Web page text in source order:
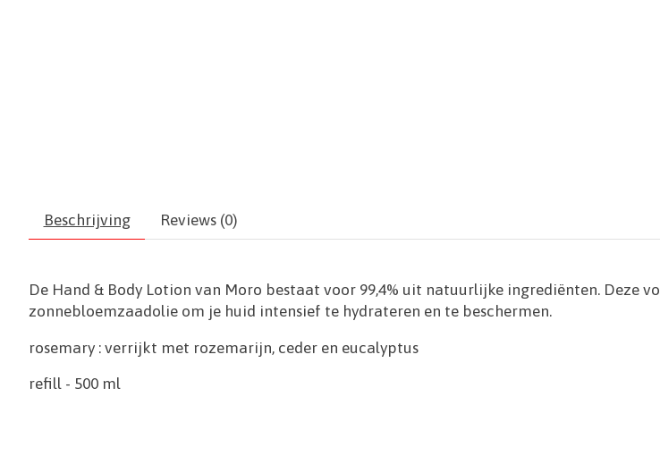
Beschrijving Reviews (0)
De Hand & Body Lotion van Moro bestaat voor 99,4% uit natuurlijke ingrediënten. Deze
zonnebloemzaadolie om je huid intensief te hydrateren en te beschermen.
rosemary : verrijkt met rozemarijn, ceder en eucalyptus
refill - 500 ml